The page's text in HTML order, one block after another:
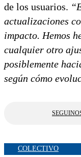
de los usuarios.
actualizaciones
impacto. Hemos
cualquier otro
posiblemente
según cómo
COLECTIVO